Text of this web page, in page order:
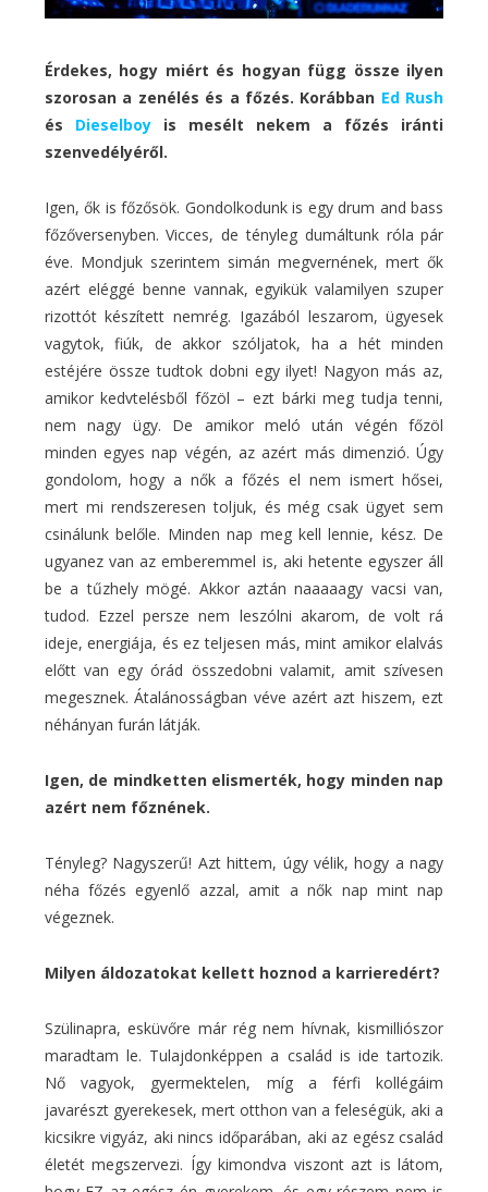
Érdekes, hogy miért és hogyan függ össze ilyen
szorosan a zenélés és a főzés. Korábban Ed Rush
és Dieselboyis mesélt nekem a főzés iránti
szenvedélyéről.
Igen, ők is főzősök. Gondolkodunk is egy drum and bass
főzőversenyben. Vicces, de tényleg dumáltunk róla pár
éve. Mondjuk szerintem simán megvernének, mert ők
azért eléggé benne vannak, egyikük valamilyen szuper
rizottót készített nemrég. Igazából leszarom, ügyesek
vagytok, fiúk, de akkor szóljatok, ha a hét minden
estéjére össze tudtok dobni egy ilyet! Nagyon más az,
amikor kedvtelésből főzöl – ezt bárki meg tudja tenni,
nem nagy ügy. De amikor meló után végén főzöl
minden egyes nap végén, az azért más dimenzió. Úgy
gondolom, hogy a nők a főzés el nem ismert hősei,
mert mi rendszeresen toljuk, és még csak ügyet sem
csinálunk belőle. Minden nap meg kell lennie, kész. De
ugyanez van az emberemmel is, aki hetente egyszer áll
be a tűzhely mögé. Akkor aztán naaaaagy vacsi van,
tudod. Ezzel persze nem leszólni akarom, de volt rá
ideje, energiája, és ez teljesen más, mint amikor elalvás
előtt van egy órád összedobni valamit, amit szívesen
megesznek. Átalánosságban véve azért azt hiszem, ezt
néhányan furán látják.
Igen, de mindketten elismerték, hogy minden nap
azért nem főznének.
Tényleg? Nagyszerű! Azt hittem, úgy vélik, hogy a nagy
néha főzés egyenlő azzal, amit a nők nap mint nap
végeznek.
Milyen áldozatokat kellett hoznod a karrieredért?
Szülinapra, esküvőre már rég nem hívnak, kismilliószor
maradtam le. Tulajdonképpen a család is ide tartozik.
Nő vagyok, gyermektelen, míg a férfi kollégáim
javarészt gyerekesek, mert otthon van a feleségük, aki a
kicsikre vigyáz, aki nincs időparában, aki az egész család
életét megszervezi. Így kimondva viszont azt is látom,